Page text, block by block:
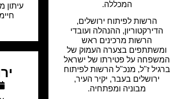
המכללה.
הרשות לפיתוח ירושלים,
הדירקטוריון, ההנהלה ועובדי
הרשות מרכינים ראש
ומשתתפים בצערה העמוק של
המשפחה על פטירתו של ישראל
ברגיל ז"ל, מנכ"ל הרשות לפיתוח
ירושלים בעבר, יקיר העיר,
מבוניה ומפתחיה.
עיתון